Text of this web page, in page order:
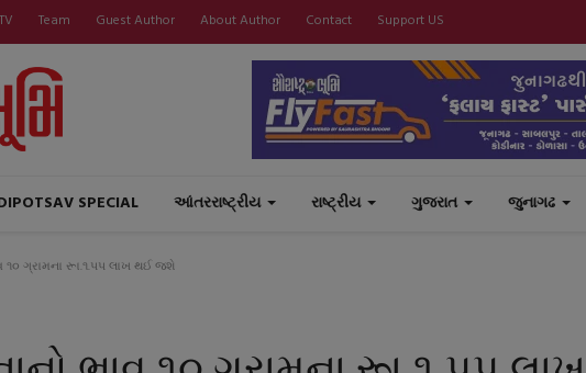
Team Guest Author About Author Contact Support US
SPECIAL આંતરરાષ્ટ્રીય રાષ્ટ્રીય ગુજરાત જુનાગઢ
૧૦ ગ્રામના રૂા.૧.પપ લાખ થઈ જશે